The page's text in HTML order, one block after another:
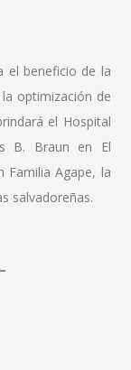
el beneficio de la
optimización de
el Hospital
B. Braun en El
Familia Agape, la
salvadoreñas.